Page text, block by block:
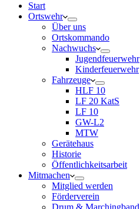
Start
Ortswehr
Über uns
Ortskommando
Nachwuchs
Jugendfeuerwehr
Kinderfeuerwehr
Fahrzeuge
HLF 10
LF 20 KatS
LF 10
GW-L2
MTW
Gerätehaus
Historie
Öffentlichkeitsarbeit
Mitmachen
Mitglied werden
Förderverein
Drum & Marchingband